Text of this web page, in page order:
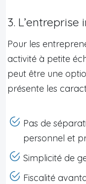
3. L’entreprise
Pour les
activité à petite
peut être une
présente les
Pas de
personnel et
Simplicité de
Fiscalité